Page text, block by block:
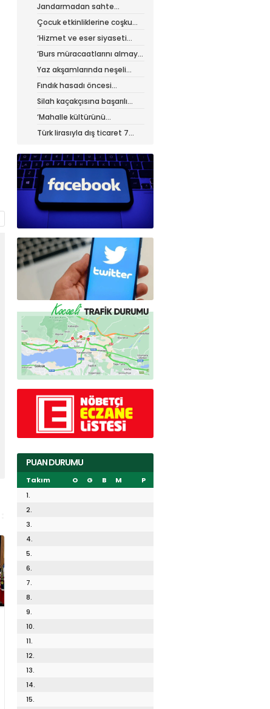
Jandarmadan sahte
çantacılara darbe
Çocuk etkinliklerine coşku
dolu final
‘Hizmet ve eser siyaseti
yapıyoruz’
‘Burs müracaatlarını almaya
başladık’
Yaz akşamlarında neşeli
etkinlikler
Fındık hasadı öncesi
üreticiye yol desteği
Silah kaçakçısına başarılı
operasyon
‘Mahalle kültürünü
güçlendiriyoruz’
Türk lirasıyla dış ticaret 7
PUAN DURUMU
Takım O G B M
P
1.
2.
3.
4.
5.
6.
7.
8.
9.
10.
11.
12.
13.
14.
15.